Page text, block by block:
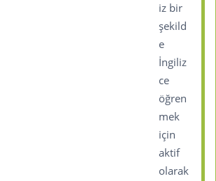
iz bir
şekild
e
İngiliz
ce
öğren
mek
için
aktif
olarak